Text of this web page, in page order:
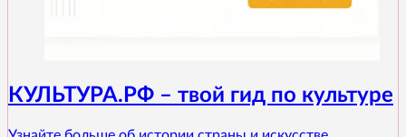
КУЛЬТУРА.РФ – твой гид по культуре